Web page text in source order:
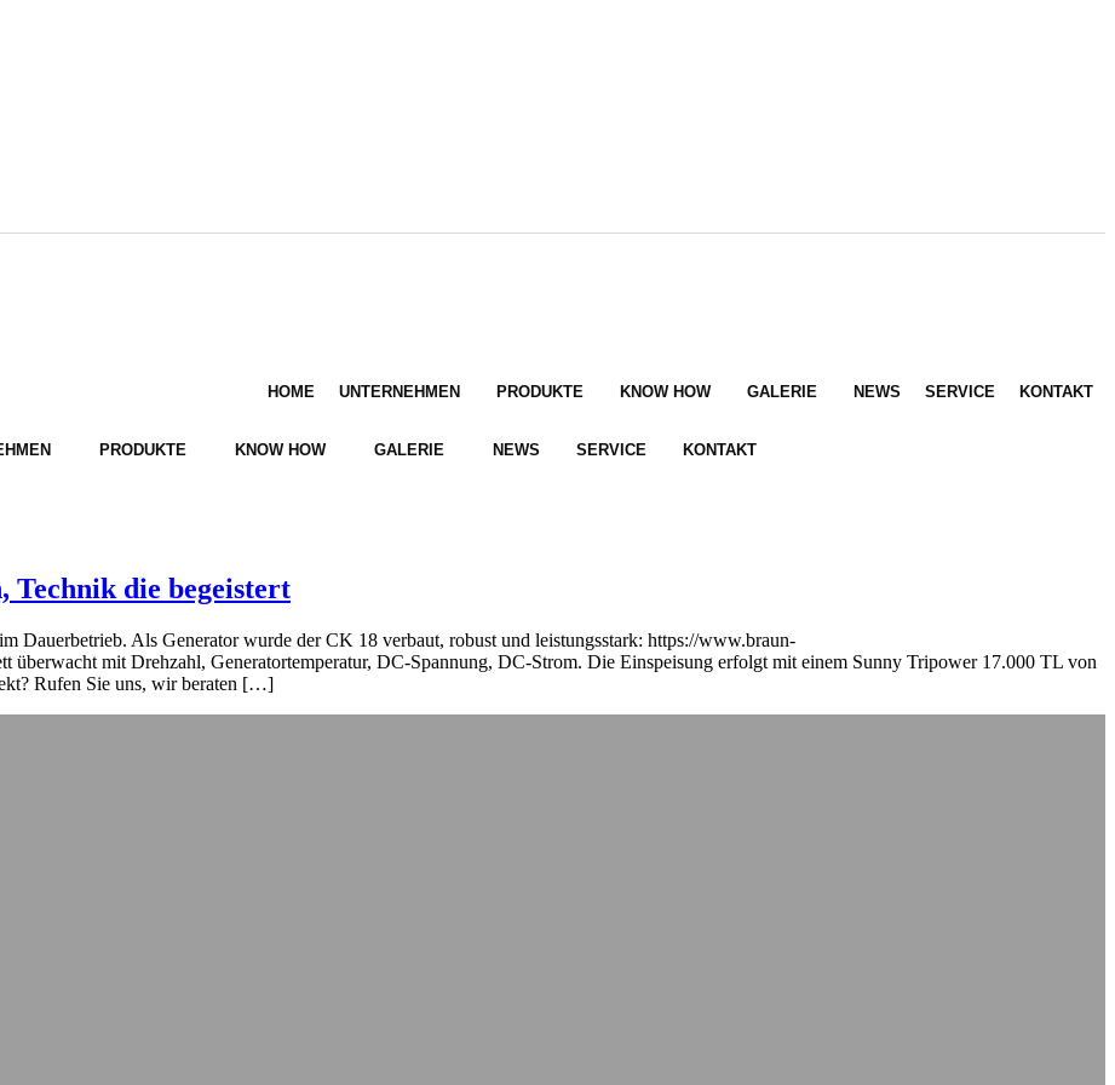
HOME UNTERNEHMEN PRODUKTE KNOW HOW GALERIE NEWS SERVICE KONTAKT
PRODUKTE KNOW HOW GALERIE NEWS SERVICE KONTAKT
die begeistert
Dauerbetrieb. Als Generator wurde der CK 18 verbaut, robust und leistungsstark: https://www.braun-
mit Drehzahl, Generatortemperatur, DC-Spannung, DC-Strom. Die Einspeisung erfolgt mit einem Sunny Tripower 17.000 TL von
Rufen Sie uns, wir beraten […]